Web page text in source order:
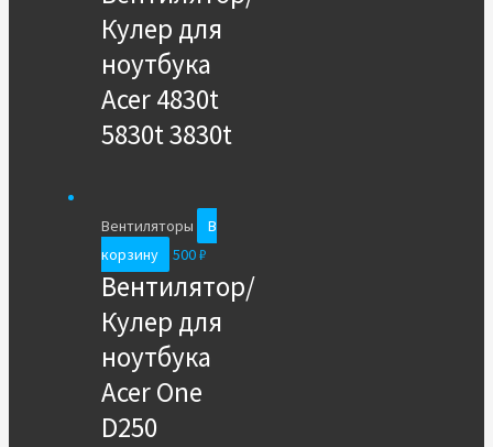
Кулер для
ноутбука
Acer 4830t
5830t 3830t
Вентиляторы
В
корзину
500₽
Вентилятор/
Кулер для
ноутбука
Acer One
D250